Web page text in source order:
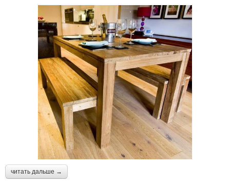
читать дальше →